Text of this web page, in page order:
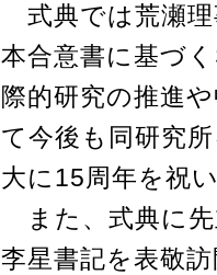
式典では荒瀬理
本合意書に基づ
際的研究の推進
て今後も同研究
大に15周年を祝
また、式典に先
李星書記を表敬